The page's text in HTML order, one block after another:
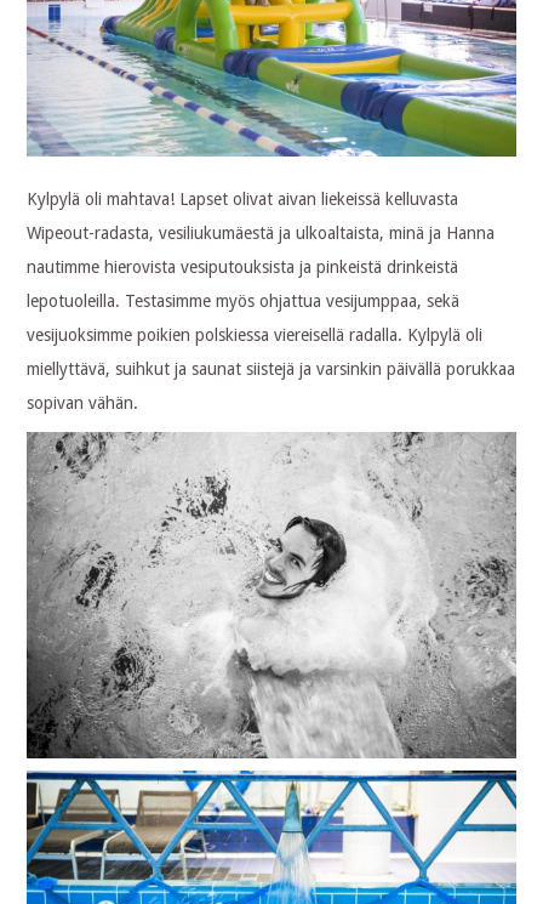
Kylpylä oli mahtava! Lapset olivat aivan liekeissä kelluvasta
Wipeout-radasta, vesiliukumäestä ja ulkoaltaista, minä ja Hanna
nautimme hierovista vesiputouksista ja pinkeistä drinkeistä
lepotuoleilla. Testasimme myös ohjattua vesijumppaa, sekä
vesijuoksimme poikien polskiessa viereisellä radalla. Kylpylä oli
miellyttävä, suihkut ja saunat siistejä ja varsinkin päivällä porukkaa
sopivan vähän.